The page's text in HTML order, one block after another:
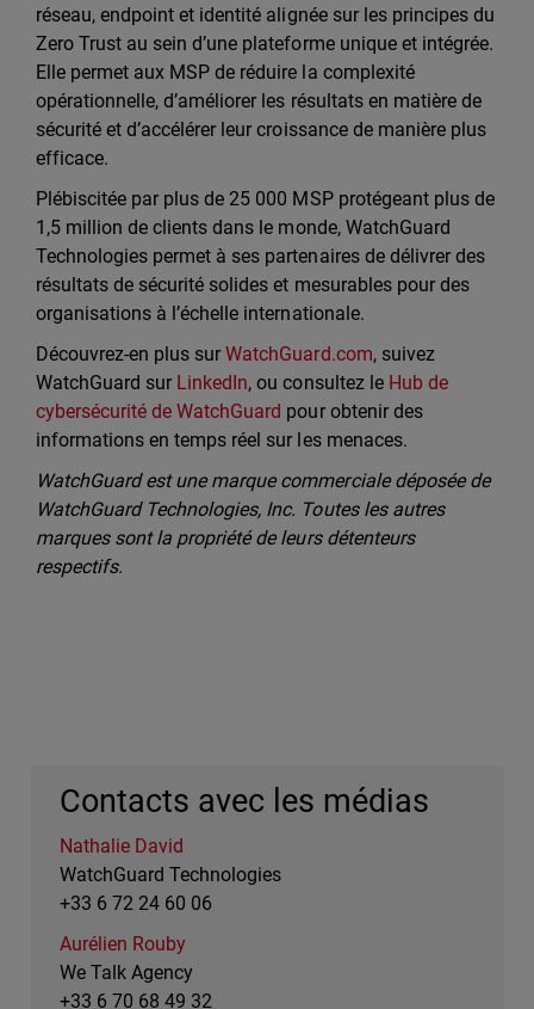
réseau, endpoint et identité alignée sur les principes du
Zero Trust au sein d’une plateforme unique et intégrée.
Elle permet aux MSP de réduire la complexité
opérationnelle, d’améliorer les résultats en matière de
sécurité et d’accélérer leur croissance de manière plus
efficace.
Plébiscitée par plus de 25 000 MSP protégeant plus de
1,5 million de clients dans le monde, WatchGuard
Technologies permet à ses partenaires de délivrer des
résultats de sécurité solides et mesurables pour des
organisations à l’échelle internationale.
Découvrez-en plus surWatchGuard.com, suivez
WatchGuard sur LinkedIn, ou consultez le Hub de
cybersécurité de WatchGuard pour obtenir des
informations en temps réel sur les menaces.
WatchGuard est une marque commerciale déposée de
WatchGuard Technologies, Inc. Toutes les autres
marques sont la propriété de leurs détenteurs
respectifs.
Contacts avec les médias
Nathalie David
WatchGuard Technologies
+33 6 72 24 60 06
Aurélien Rouby
We Talk Agency
+33 6 70 68 49 32